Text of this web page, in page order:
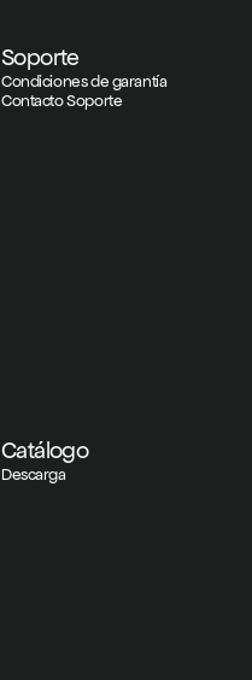
Soporte
Condiciones de garantía
Contacto Soporte
Catálogo
Descarga